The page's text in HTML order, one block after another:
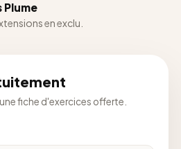
Plume
en exclu.
fiche d'exercices offerte.